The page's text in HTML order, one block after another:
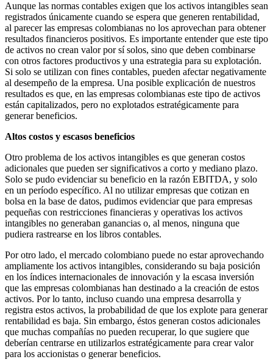
Aunque las normas contables exigen que los activos intangibles sean
registrados únicamente cuando se espera que generen rentabilidad,
al parecer las empresas colombianas no los aprovechan para obtener
resultados financieros positivos. Es importante entender que este tipo
de activos no crean valor por sí solos, sino que deben combinarse
con otros factores productivos y una estrategia para su explotación.
Si solo se utilizan con fines contables, pueden afectar negativamente
al desempeño de la empresa. Una posible explicación de nuestros
resultados es que, en las empresas colombianas este tipo de activos
están capitalizados, pero no explotados estratégicamente para
generar beneficios.
Altos costos y escasos beneficios
Otro problema de los activos intangibles es que generan costos
adicionales que pueden ser significativos a corto y mediano plazo.
Solo se pudo evidenciar su beneficio en la razón EBITDA, y solo
en un período específico. Al no utilizar empresas que cotizan en
bolsa en la base de datos, pudimos evidenciar que para empresas
pequeñas con restricciones financieras y operativas los activos
intangibles no generaban ganancias o, al menos, ninguna que
pudiera rastrearse en los libros contables.
Por otro lado, el mercado colombiano puede no estar aprovechando
ampliamente los activos intangibles, considerando su baja posición
en los índices internacionales de innovación y la escasa inversión
que las empresas colombianas han destinado a la creación de estos
activos. Por lo tanto, incluso cuando una empresa desarrolla y
registra estos activos, la probabilidad de que los explote para generar
rentabilidad es baja. Sin embargo, éstos generan costos adicionales
que muchas compañías no pueden recuperar, lo que sugiere que
deberían centrarse en utilizarlos estratégicamente para crear valor
para los accionistas o generar beneficios.